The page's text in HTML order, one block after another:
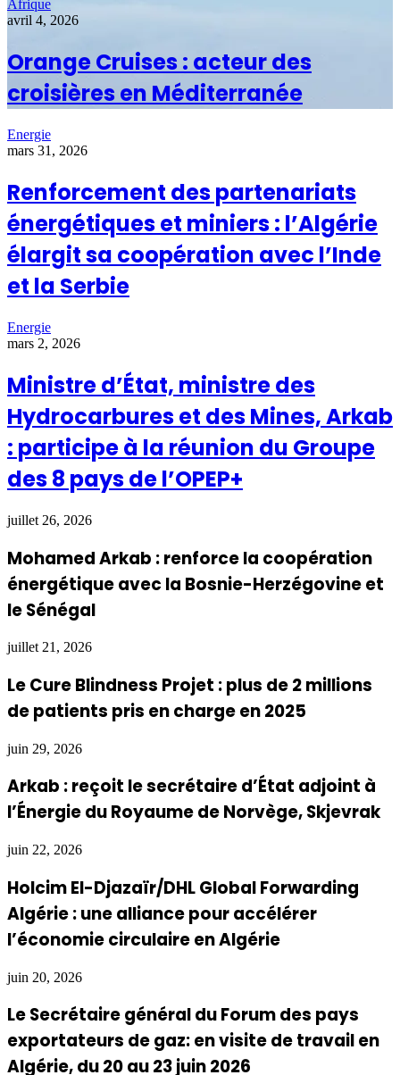
Afrique
avril 4, 2026
Orange Cruises : acteur des
croisières en Méditerranée
Energie
mars 31, 2026
Renforcement des partenariats
énergétiques et miniers : l’Algérie
élargit sa coopération avec l’Inde
et la Serbie
Energie
mars 2, 2026
Ministre d’État, ministre des
Hydrocarbures et des Mines, Arkab
: participe à la réunion du Groupe
des 8 pays de l’OPEP+
juillet 26, 2026
Mohamed Arkab : renforce la coopération
énergétique avec la Bosnie-Herzégovine et
le Sénégal
juillet 21, 2026
Le Cure Blindness Projet : plus de 2 millions
de patients pris en charge en 2025
juin 29, 2026
Arkab : reçoit le secrétaire d’État adjoint à
l’Énergie du Royaume de Norvège, Skjevrak
juin 22, 2026
Holcim El-Djazaïr/DHL Global Forwarding
Algérie : une alliance pour accélérer
l’économie circulaire en Algérie
juin 20, 2026
Le Secrétaire général du Forum des pays
exportateurs de gaz: en visite de travail en
Algérie, du 20 au 23 juin 2026